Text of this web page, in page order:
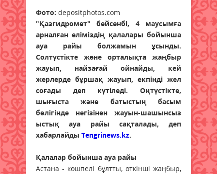
Фото: depositphotos.com
"Қазгидромет" бейсенбі, 4 маусымға
арналған еліміздің қалалары бойынша
ауа райы болжамын ұсынды.
Солтүстікте және орталықта жаңбыр
жауып, найзағай ойнайды, кей
жерлерде бұршақ жауып, екпінді жел
соғады деп күтіледі. Оңтүстікте,
шығыста және батыстың басым
бөлігінде негізінен жауын-шашынсыз
ыстық ауа райы сақталады, деп
хабарлайды Tengrinews.kz.
Қалалар бойынша ауа райы
Астана - көшпелі бұлтты, өткінші жаңбыр,